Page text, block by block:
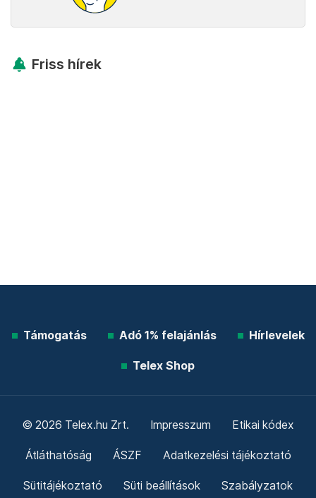
Friss hírek
Támogatás Adó 1% felajánlás Hírlevelek
Telex Shop
© 2026 Telex.hu Zrt. Impresszum Etikai kódex
Átláthatóság ÁSZF Adatkezelési tájékoztató
Sütitájékoztató Süti beállítások Szabályzatok